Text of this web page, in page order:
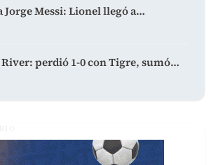
Jorge Messi: Lionel llegó a…
perdió 1-0 con Tigre, sumó…